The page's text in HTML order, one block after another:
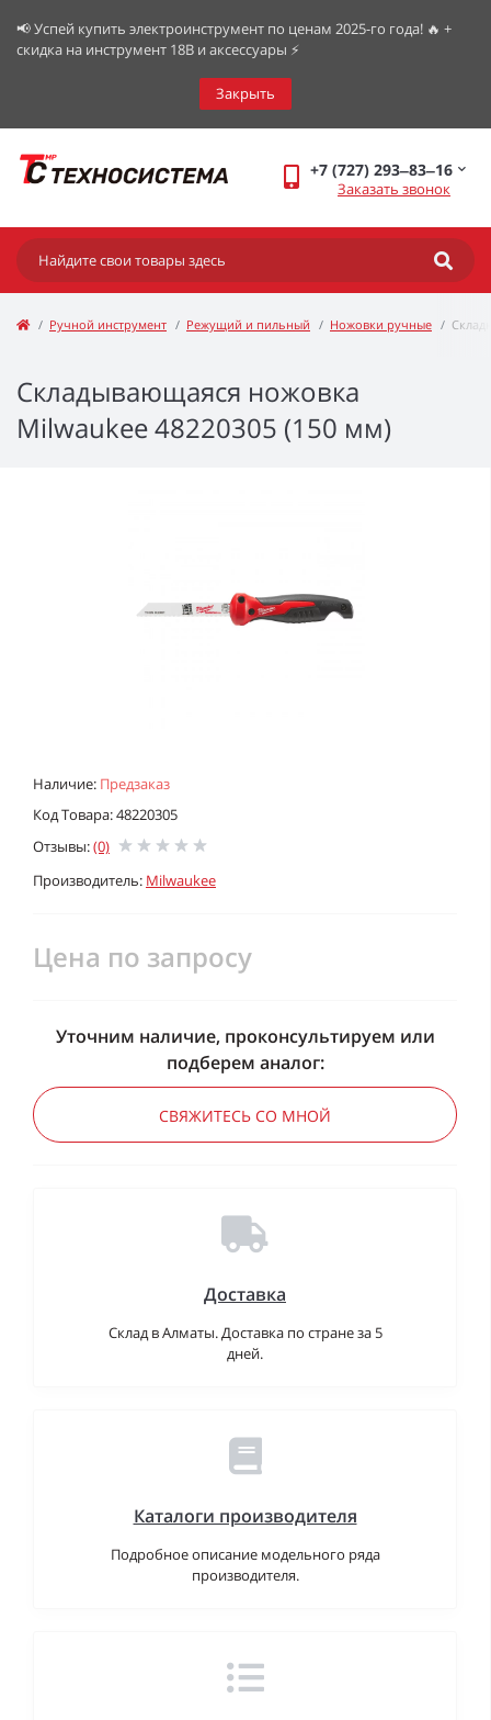
📢 Успей купить электроинструмент по ценам 2025-го года! 🔥 +
скидка на инструмент 18В и аксессуары ⚡️
Закрыть
+7 (727) 293‒83‒16
Заказать звонок
Ручной инструмент Режущий и пильный Ножовки ручные
Складывающаяся ножовка
Milwaukee 48220305 (150 мм)
Наличие: Предзаказ
Код Товара: 48220305
Отзывы:(0)
Производитель: Milwaukee
Цена по запросу
Уточним наличие, проконсультируем или
подберем аналог:
СВЯЖИТЕСЬ СО МНОЙ
Доставка
Склад в Алматы. Доставка по стране за 5
дней.
Каталоги производителя
Подробное описание модельного ряда
производителя.